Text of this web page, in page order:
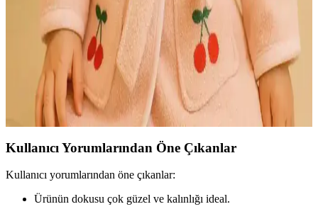
öne çıkan seçenekler, evde konforu artırır.
Bebek Odası Dekorasyonunda Sık Bornoz Seçimi ve
Uygunluk İpuçları
Bebek odasında sık bornozların malzeme, tasarım ve güvenlik
özellikleri, dekorasyonla uyumu ve kullanım kolaylığı hakkında
bilgiler içerir.
Kullanıcı Yorumlarından Öne Çıkanlar
Kullanıcı yorumlarından öne çıkanlar:
Ürünün dokusu çok güzel ve kalınlığı ideal.